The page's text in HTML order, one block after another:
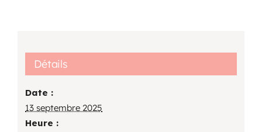
Détails
Date :
13 septembre 2025
Heure :